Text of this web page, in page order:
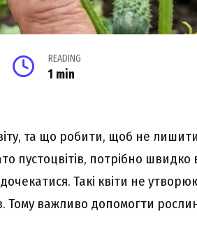
READING
1 min
та що робити, щоб не
пустоцвітів, потрібно швидко
Такі квіти не
Тому важливо допомогти